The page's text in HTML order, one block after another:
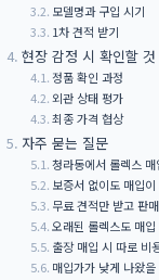
모델명과 구입 시기
1차 견적 받기
현장 감정 시 확인할 것
정품 확인 과정
외관 상태 평가
최종 가격 협상
자주 묻는 질문
청라동에서 롤렉스
보증서 없이도 매입이
무료 견적만 받고 판
오래된 롤렉스도 매
출장 매입 시 따로 비
매입가가 낮게 나왔